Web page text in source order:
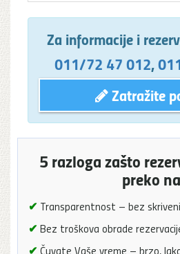
Za informacije i
011/72 47 012,
Zatražite
5 razloga zašto
preko
✔ Transparentnost – bez
✔ Bez troškova obrade
✔ Čuvate Vaše vreme – brzo,